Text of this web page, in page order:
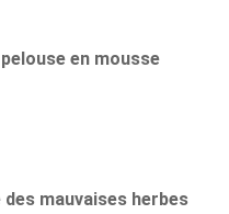
en mousse
mauvaises herbes